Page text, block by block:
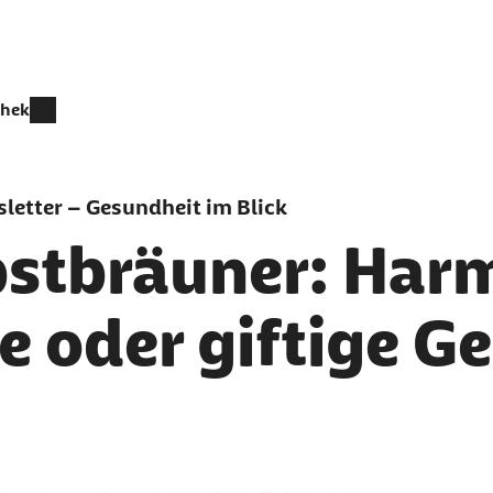
– Gesundheit im Blick
oder giftige
als